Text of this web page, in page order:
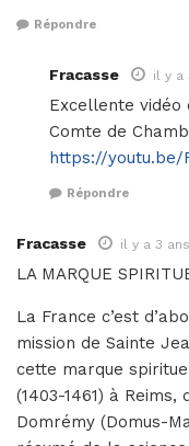
Répondre
Fracasse il y a
Excellente vidéo
Comte de
https://youtu.be/
Répondre
Fracasse il y a 3 ans
LA MARQUE
La France c’est
mission de Sainte
cette marque
(1403-1461) à
Domrémy (Domus-